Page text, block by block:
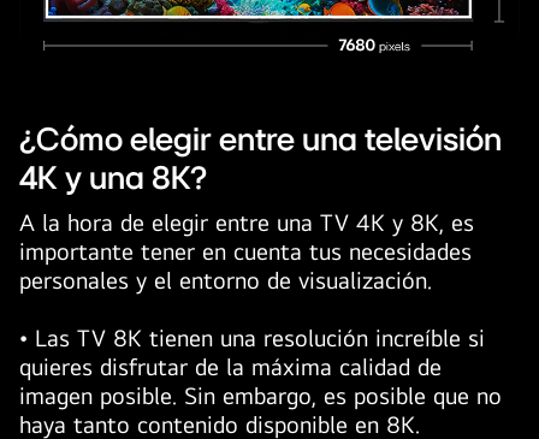
¿Cómo elegir entre una televisión
4K y una 8K?
A la hora de elegir entre una TV 4K y 8K, es
importante tener en cuenta tus necesidades
personales y el entorno de visualización.
• Las TV 8K tienen una resolución increíble si
quieres disfrutar de la máxima calidad de
imagen posible. Sin embargo, es posible que no
haya tanto contenido disponible en 8K.